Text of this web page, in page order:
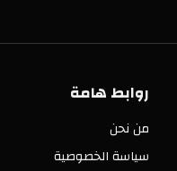
روابط هامة
من نحن
سياسة الخصوصية